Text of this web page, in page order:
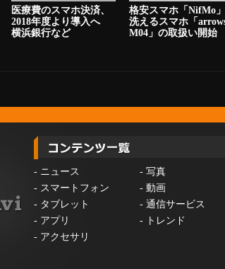
医療費のスマホ決済、
2018年度より導入へ
横浜銀行など
格安スマホ「NifMo
洗えるスマホ「
M04」の取扱い開始
- ニュース - 写真
- スマートフォン - 動画
- タブレット - 通信サービス
- アプリ -
トレンド
- アクセサリ